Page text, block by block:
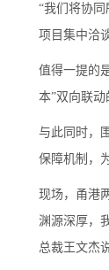
“我们将协
项目集中洽
值得一提的
本”双向联
与此同时，
保障机制，
现场，甬港
渊源深厚，
总裁王文杰